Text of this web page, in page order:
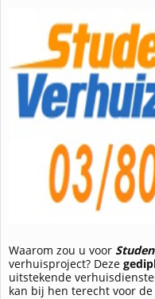
Waarom zou u voor
verhuisproject? Deze
uitstekende
kan bij hen terecht voor de